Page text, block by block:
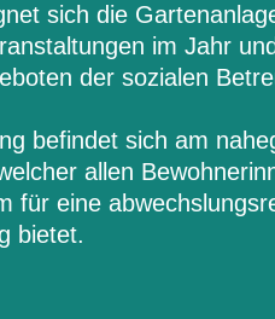
sich die
im Jahr
der sozialen
befindet sich am
allen
für eine
bietet.